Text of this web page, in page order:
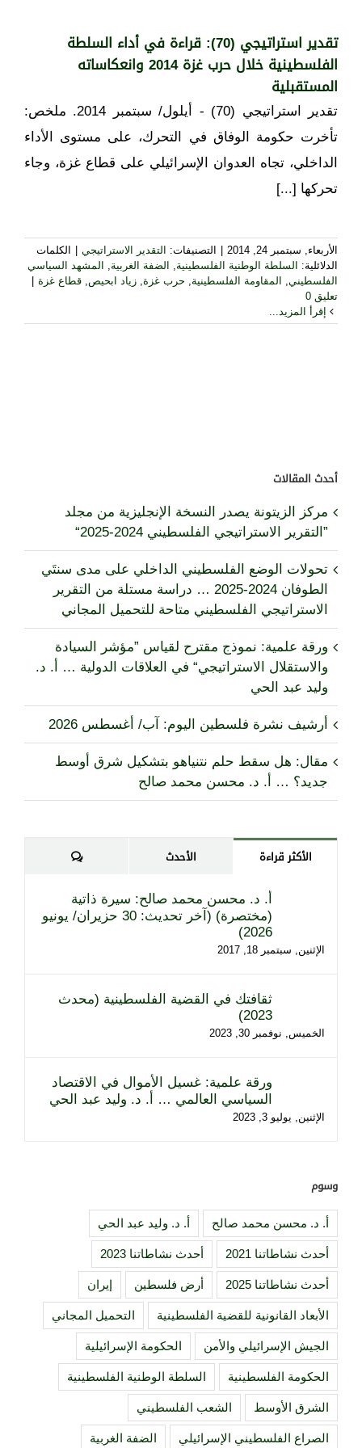
تقدير استراتيجي (70): قراءة في أداء السلطة
الفلسطينية خلال حرب غزة 2014 وانعكاساته
المستقبلية
تقدير استراتيجي (70) - أيلول/ سبتمبر 2014. ملخص:
تأخرت حكومة الوفاق في التحرك، على مستوى الأداء
الداخلي، تجاه العدوان الإسرائيلي على قطاع غزة، وجاء
تحركها [...]
الأربعاء, سبتمبر 24, 2014 التصنيفات: التقدير الاستراتيجي
الكلمات
الدلائلية: السلطة الوطنية الفلسطينية الضفة الغربية
المشهد السياسي
الفلسطيني
المقاومة الفلسطينية حرب غزة زياد ابحيص قطاع غزة
تعليق 0
إقرأ المزيد...
أحدث المقالات
مركز الزيتونة يصدر النسخة الإنجليزية من مجلد
”التقرير الاستراتيجي الفلسطيني 2024-2025“
تحولات الوضع الفلسطيني الداخلي على مدى سنتَي
الطوفان 2024-2025 … دراسة مستلة من التقرير
الاستراتيجي الفلسطيني متاحة للتحميل المجاني
ورقة علمية: نموذج مقترح لقياس ”مؤشر السيادة
والاستقلال الاستراتيجي“ في العلاقات الدولية … أ. د.
وليد عبد الحي
أرشيف نشرة فلسطين اليوم: آب/ أغسطس 2026
مقال: هل سقط حلم نتنياهو بتشكيل شرق أوسط
جديد؟ … أ. د. محسن محمد صالح
الأكثر قراءة الأحدث تعليقات
أ. د. محسن محمد صالح: سيرة ذاتية
(مختصرة) (آخر تحديث: 30 حزيران/ يونيو
2026)
الإثنين, سبتمبر 18, 2017
ثقافتك في القضية الفلسطينية (محدث
2023)
الخميس, نوفمبر 30, 2023
ورقة علمية: غسيل الأموال في الاقتصاد
السياسي العالمي … أ. د. وليد عبد الحي
الإثنين, يوليو 3, 2023
وسوم
أ. د. محسن محمد صالح أ. د. وليد عبد الحي
أحدث نشاطاتنا 2021 أحدث نشاطاتنا 2023
أحدث نشاطاتنا 2025 أرض فلسطين إيران
الأبعاد القانونية للقضية الفلسطينية التحميل المجاني
الجيش الإسرائيلي والأمن الحكومة الإسرائيلية
الحكومة الفلسطينية السلطة الوطنية الفلسطينية
الشرق الأوسط الشعب الفلسطيني
الصراع الفلسطيني الإسرائيلي الضفة الغربية